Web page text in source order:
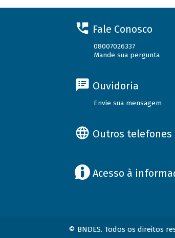
Fale Conosco
08007026337
Mande sua pergunta
Ouvidoria
Envie sua mensagem
Outros telefones
Acesso à
© BNDES. Todos os direitos